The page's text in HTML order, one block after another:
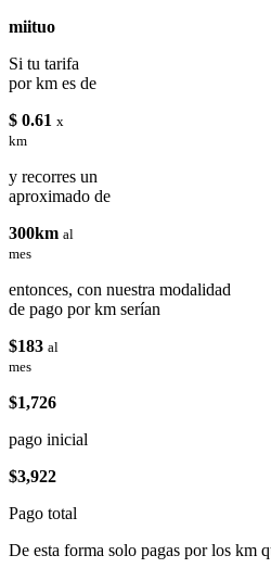
miituo
Si tu tarifa
por km es de
$ 0.61 x
km
y recorres un
aproximado de
300km al
mes
entonces, con nuestra modalidad
de pago por km serían
$183 al
mes
$1,726
pago inicial
$3,922
Pago total
De esta forma solo pagas por los km